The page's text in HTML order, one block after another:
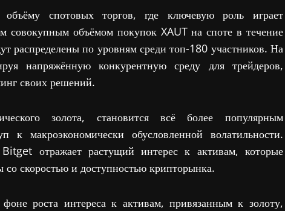
спотовых торгов, где ключевую роль играет
совокупным объёмом покупок XAUT на споте в течение
распределены по уровням среди топ-180 участников. На
напряжённую конкурентную среду для трейдеров,
своих решений.
золота, становится всё более популярным
макроэкономически обусловленной волатильности.
отражает растущий интерес к активам, которые
скоростью и доступностью крипторынка.
роста интереса к активам, привязанным к золоту,